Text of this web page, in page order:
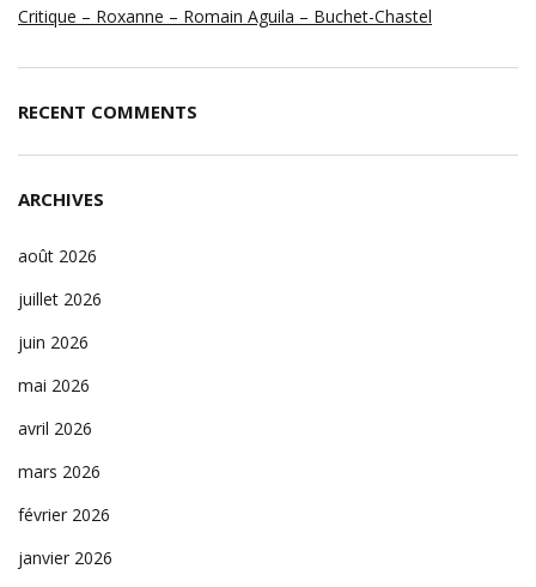
Critique – Roxanne – Romain Aguila – Buchet-Chastel
RECENT COMMENTS
ARCHIVES
août 2026
juillet 2026
juin 2026
mai 2026
avril 2026
mars 2026
février 2026
janvier 2026